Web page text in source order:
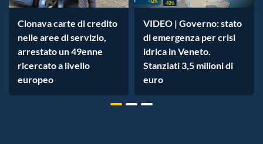
Clonava carte di credito
nelle aree di servizio,
arrestato un 49enne
ricercato a livello
europeo
VIDEO | Governo: stato
di emergenza per crisi
idrica in Veneto.
Stanziati 3,5 milioni di
euro